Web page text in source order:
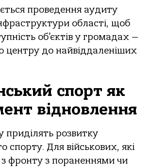
проведення аудиту
області, щоб
об’єктів у громадах —
центру до найвіддаленіших
спорт як
відновлення
приділять розвитку
спорту. Для військових, які
фронту з пораненнями чи